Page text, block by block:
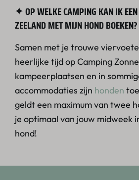
✦ OP WELKE CAMPING KAN IK
ZEELAND MET MIJN HOND BOEKEN?
Samen met je trouwe
heerlijke tijd op Camping
kampeerplaatsen en in
accommodaties zijn honden
geldt een maximum van twee
je optimaal van jouw midweek
hond!